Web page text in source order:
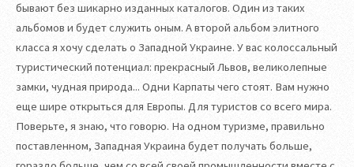
бывают без шикарно изданных каталогов. Один из таких
альбомов и будет служить оным. А второй альбом элитного
класса я хочу сделать о Западной Украине. У вас колоссальный
туристический потенциал: прекрасный Львов, великолепные
замки, чудная природа... Одни Карпаты чего стоят. Вам нужно
еще шире открыться для Европы. Для туристов со всего мира.
Поверьте, я знаю, что говорю. На одном туризме, правильно
поставленном, Западная Украина будет получать больше,